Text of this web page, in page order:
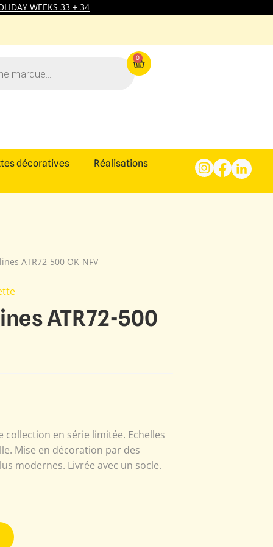
WEEKS 33 + 34
0
décoratives Réalisations
ATR72-500 OK-NFV
ATR72-500
en série limitée. Echelles
Mise en décoration par des
modernes. Livrée avec un socle.